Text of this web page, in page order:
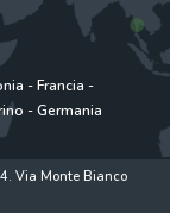
-Francia -
-Germania
Via Monte Bianco